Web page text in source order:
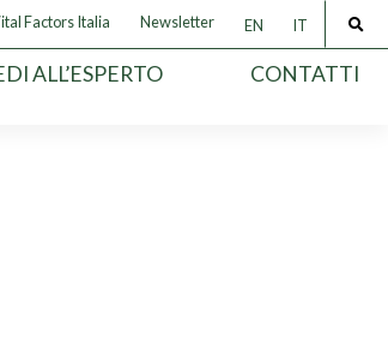
Factors Italia Newsletter EN IT
ALL’ESPERTO CONTATTI